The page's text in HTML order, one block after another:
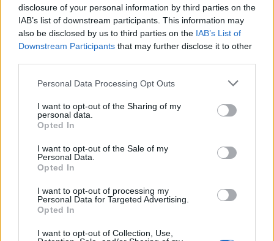
disclosure of your personal information by third parties on the
IAB’s list of downstream participants. This information may
also be disclosed by us to third parties on the IAB’s List of
Downstream Participants that may further disclose it to other
Please note that this website/app uses one or more Google
not limited to your visit or usage behaviour. You may click to
grant or deny consent to Google and its third-party tags to
use your data for below specified purposes in below Google
consent section.
Personal Data Processing Opt Outs
I want to opt-out of the Sharing of my
personal data.
Opted In
I want to opt-out of the Sale of my
Personal Data.
Opted In
I want to opt-out of processing my
Personal Data for Targeted Advertising.
Opted In
I want to opt-out of Collection, Use,
bulista
ből mostanában sem lazsál, teszi a dolgát, írja a
remek cikkeket - de ettől mi még nem vagyunk
képben Zuglói Domsjö Dezsőt illetően - és ezt
nagyon keservesen éljük meg...(:
Lookie
16 éve
@Csikós Zsolt
posztot kerestem , s most érvén haza s tudván, hogy